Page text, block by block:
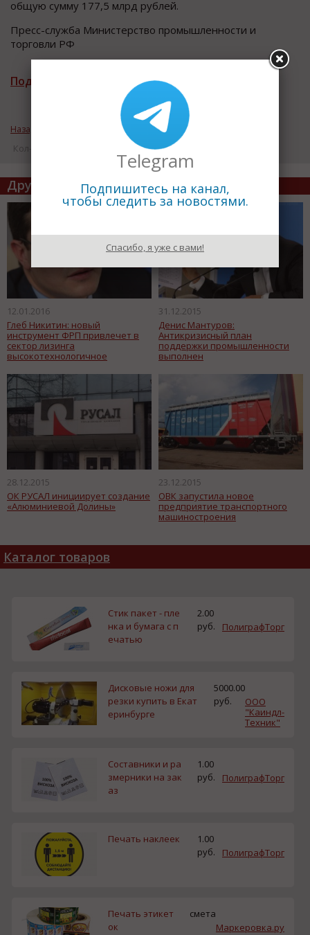
общую сумму 177,5 млрд рублей.
Пресс-служба Министерство промышленности и
торговли РФ
Подписаться на рассылку новостей
Назад к рубрике «Новости промышленности»
Кол-во просмотров: 19838
Другие статьи по теме
12.01.2016
Глеб Никитин: новый
инструмент ФРП привлечет в
сектор лизинга
высокотехнологичное
31.12.2015
Денис Мантуров:
Антикризисный план
поддержки промышленности
выполнен
28.12.2015
ОК РУСАЛ инициирует создание
«Алюминиевой Долины»
23.12.2015
ОВК запустила новое
предприятие транспортного
машиностроения
Каталог товаров
Стик пакет - пле
нка и бумага с п
ечатью
2.00
руб.
ПолиграфТорг
Дисковые ножи для
резки купить в Екат
еринбурге
5000.00
руб.
ООО
"Каиндл-
Техник"
Составники и ра
змерники на зак
аз
1.00
руб.
ПолиграфТорг
Печать наклеек
1.00
руб.
ПолиграфТорг
Печать этикет
ок
смета
Маркеровка.ру
Telegram
Подпишитесь на канал,
чтобы следить за новостями.
Спасибо, я уже с вами!